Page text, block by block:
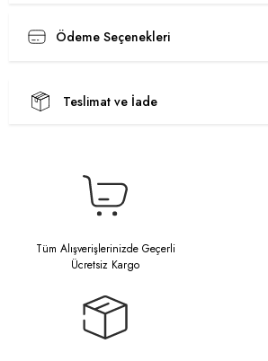
Ödeme Seçenekleri
Teslimat ve İade
Tüm Alışverişlerinizde Geçerli
Ücretsiz Kargo